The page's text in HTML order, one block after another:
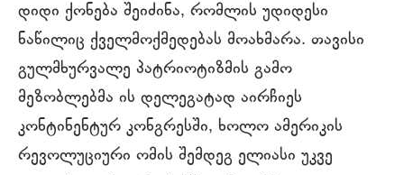
დიდი ქონება შეიძინა, რომლის უდიდესი
ნაწილიც ქველმოქმედებას მოახმარა. თავისი
გულმხურვალე პატრიოტიზმის გამო
მეზობლებმა ის დელეგატად აირჩიეს
კონტინენტურ კონგრესში, ხოლო ამერიკის
რევოლუციური ომის შემდეგ ელიასი უკვე